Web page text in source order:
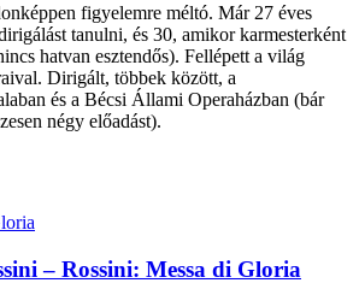
figyelemre méltó. Már 27 éves
tanulni, és 30, amikor karmesterként
hatvan esztendős). Fellépett a világ
Dirigált, többek között, a
és a Bécsi Állami Operaházban (bár
négy előadást).
– Rossini: Messa di Gloria